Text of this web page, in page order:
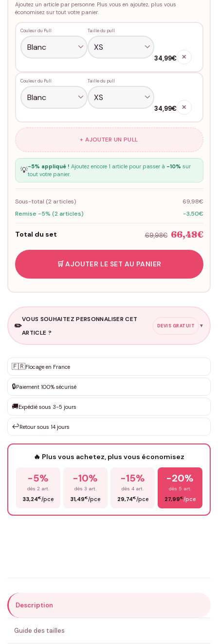
Ajoutez un article par personne. Plus vous en ajoutez, plus vous
économisez sur tout votre panier.
Couleur du Pull Taille du pull
34,99€ ✕
Couleur du Pull Taille du pull
34,99€ ✕
+ AJOUTER UN PULL
💡-5% appliqué ! Ajoutez encore 1 article pour passer à -10% sur
tout votre panier.
Sous-total (2articles)
69,98€
Remise -5% (2 articles)
-3,50€
Total du set 69,98€ 66,48€
🛒 AJOUTER LE SET AU PANIER
✏️
VOUS SOUHAITEZ PERSONNALISER CET
ARTICLE ?
DEVIS GRATUIT ▼
✨ Personnalisation sur mesure
DEVIS GRATUIT · Personnalisation de 3 à 10€ selon la demande
Que souhaitez-vous ?*
Votre texte / idée*
Prénom*
ENVOYER MA DEMANDE ✨
🇫🇷Flocage en France
🔒Paiement 100% sécurisé
🚚Expédié sous 3-5 jours
↩️Retour sous 14 jours
🔥 Plus vous achetez, plus vous économisez
-5%
dès 2 art.
33,24€/pce
-10%
dès 3 art.
31,49€/pce
-15%
dès 4 art.
29,74€/pce
-20%
dès 5 art.
27,99€/pce
Description
Guide des tailles